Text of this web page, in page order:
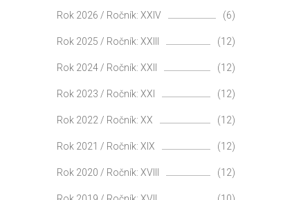
Rok 2026 / Ročník: XXIV (6)
Rok 2025 / Ročník: XXIII (12)
Rok 2024 / Ročník: XXII (12)
Rok 2023 / Ročník: XXI (12)
Rok 2022 / Ročník: XX (12)
Rok 2021 / Ročník: XIX (12)
Rok 2020 / Ročník: XVIII (12)